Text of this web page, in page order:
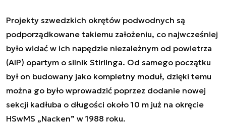
Projekty szwedzkich okrętów podwodnych są
podporządkowane takiemu założeniu, co najwcześniej
było widać w ich napędzie niezależnym od powietrza
(AIP) opartym o silnik Stirlinga. Od samego początku
był on budowany jako kompletny moduł, dzięki temu
można go było wprowadzić poprzez dodanie nowej
sekcji kadłuba o długości około 10 m już na okręcie
HSwMS „Nacken” w 1988 roku.